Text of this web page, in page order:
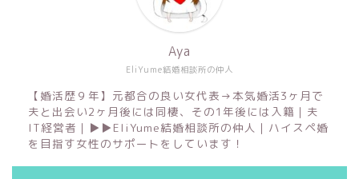
EliYume結婚相談所の仲人
Aya
【婚活歴９年】元都合の良い女代表→本気婚活3ヶ月で
夫と出会い2ヶ月後には同棲、その1年後には入籍｜夫
IT経営者｜▶︎▶︎EliYume結婚相談所の仲人｜ハイスペ婚
を目指す女性のサポートをしています！